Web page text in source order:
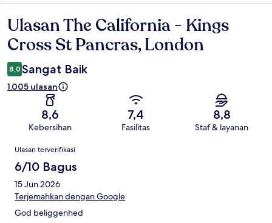
Ulasan
Ulasan The California - Kings
Cross St Pancras, London
8,0 Sangat Baik
1.005 ulasan
8,6
Kebersihan
7,4
Fasilitas
8,8
Staf & layanan
Ulasan
Ulasan terverifikasi
6/10 Bagus
15 Jun 2026
Terjemahkan dengan Google
God beliggenhed